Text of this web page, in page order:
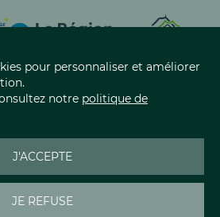
CINQ FROMAGES AOP
AOP CANTAL
AOP FOURME
pour personnaliser et améliorer
notre politique de
J'ACCEPTE
JE REFUSE